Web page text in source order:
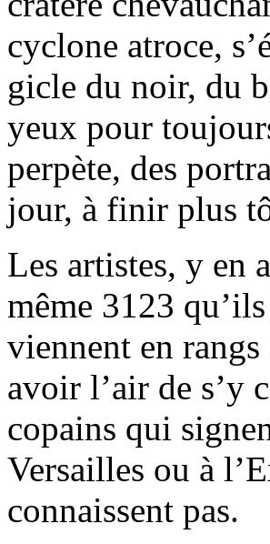
cyclone atroce,
gicle du noir, du
yeux pour
perpète, des
jour, à finir plus
Les artistes, y en
même 3123
viennent en
avoir l’air de s’y
copains qui
Versailles ou à
connaissent pas.